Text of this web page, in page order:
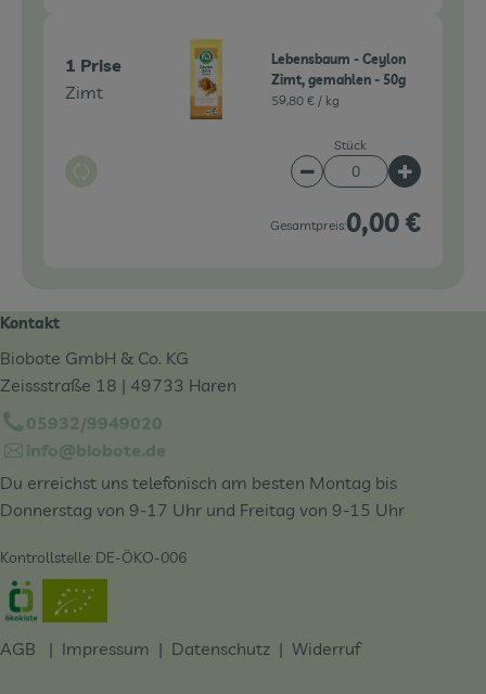
1 Prise
Zimt
Auswahl ändern
Lebensbaum - Ceylon
Zimt, gemahlen - 50g
59,80 € / kg
Stück
Artikelanzahl
Gesamtpreis:0,00 €
Kontakt
Biobote GmbH & Co. KG
Zeissstraße 18 | 49733 Haren
05932/9949020
info@biobote.de
Du erreichst uns telefonisch am besten Montag bis
Donnerstag von 9-17 Uhr und Freitag von 9-15 Uhr
Kontrollstelle: DE-ÖKO-006
Externer Link zu https://www.oekokiste.de/
AGB | Impressum | Datenschutz | Widerruf